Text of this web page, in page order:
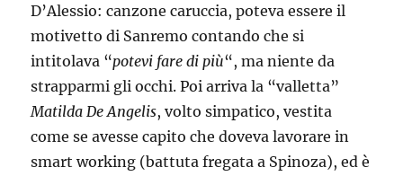
D’Alessio: canzone caruccia, poteva essere il
motivetto di Sanremo contando che si
intitolava “potevi fare di più“, ma niente da
strapparmi gli occhi. Poi arriva la “valletta”
Matilda De Angelis, volto simpatico, vestita
come se avesse capito che doveva lavorare in
smart working (battuta fregata a Spinoza), ed è